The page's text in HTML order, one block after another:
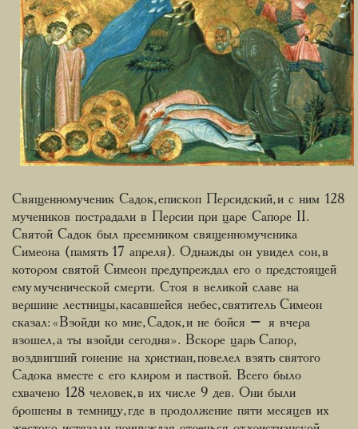
Священномученик Садок, епископ Персидский, и с ним 128
мучеников пострадали в Персии при царе Сапоре II.
Святой Садок был преемником священномученика
Симеона (память 17 апреля). Однажды он увидел сон, в
котором святой Симеон предупреждал его о предстоящей
ему мученической смерти. Стоя в великой славе на
вершине лестницы, касавшейся небес, святитель Симеон
сказал: «Взойди ко мне, Садок, и не бойся – я вчера
взошел, а ты взойди сегодня». Вскоре царь Сапор,
воздвигший гонение на христиан, повелел взять святого
Садока вместе с его клиром и паствой. Всего было
схвачено 128 человек, в их числе 9 дев. Они были
брошены в темницу, где в продолжение пяти месяцев их